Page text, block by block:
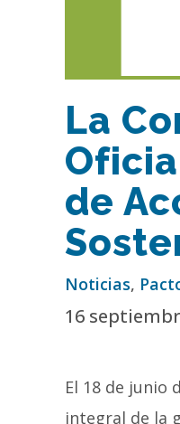
La
de
Noticias,
16
El 18 de junio
integral de la